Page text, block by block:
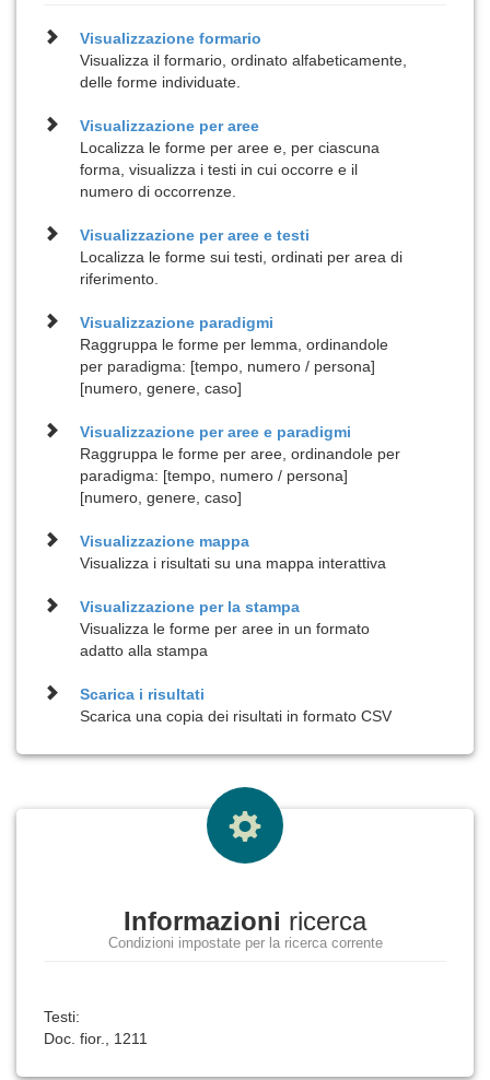
Visualizzazioneformario
Visualizza il formario, ordinato alfabeticamente,
delle forme individuate.
Visualizzazione peraree
Localizza le forme per aree e, per ciascuna
forma, visualizza i testi in cui occorre e il
numero di occorrenze.
Visualizzazione peraree e testi
Localizza le forme sui testi, ordinati per area di
riferimento.
Visualizzazione paradigmi
Raggruppa le forme per lemma, ordinandole
per paradigma: [tempo, numero / persona]
[numero, genere, caso]
Visualizzazione peraree e paradigmi
Raggruppa le forme per aree, ordinandole per
paradigma: [tempo, numero / persona]
[numero, genere, caso]
Visualizzazione mappa
Visualizza i risultati su una mappa interattiva
Visualizzazione per lastampa
Visualizza le forme per aree in un formato
adatto alla stampa
Scarica i risultati
Scarica una copia dei risultati in formato CSV
Informazioni ricerca
Condizioni impostate per la ricerca corrente
Testi:
Doc. fior., 1211